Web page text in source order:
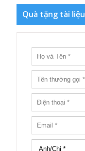
Quà tặng tài liệu